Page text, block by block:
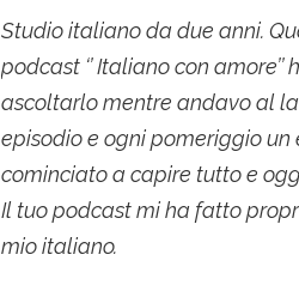
Studio italiano da due anni.
podcast ‘’ Italiano con
ascoltarlo mentre andavo al
episodio e ogni pomeriggio un
cominciato a capire tutto e
Il tuo podcast mi ha fatto
mio italiano.